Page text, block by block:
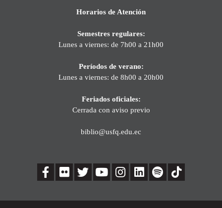
Horarios de Atención
Semestres regulares:
Lunes a viernes: de 7h00 a 21h00
Períodos de verano:
Lunes a viernes: de 8h00 a 20h00
Feriados oficiales:
Cerrada con aviso previo
biblio@usfq.edu.ec